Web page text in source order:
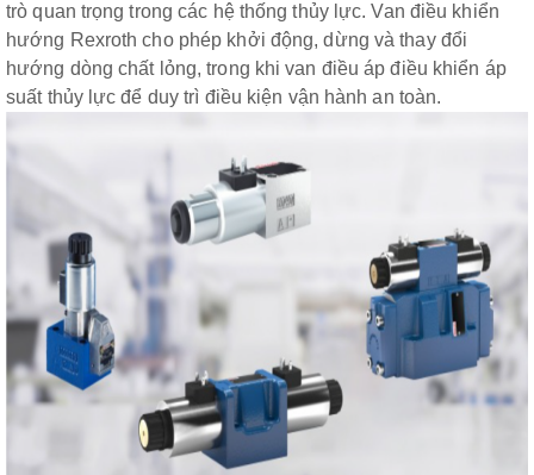
trò quan trọng trong các hệ thống thủy lực. Van điều khiển
hướng Rexroth cho phép khởi động, dừng và thay đổi
hướng dòng chất lỏng, trong khi van điều áp điều khiển áp
suất thủy lực để duy trì điều kiện vận hành an toàn.